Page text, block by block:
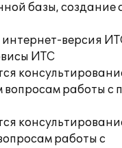
базы, создание
интернет-версия
ИТС
вопросам работы с
работы с